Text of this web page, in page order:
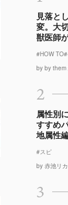
見落と
変。大
獣医師
#HOW TO#
by by them
2
属性別
すすめ
地属性
#スピ
by 赤池リカ
3